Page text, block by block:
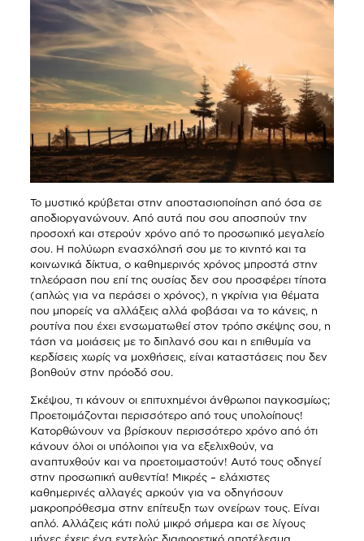
Το μυστικό κρύβεται στην αποστασιοποίηση από όσα σε
αποδιοργανώνουν. Από αυτά που σου αποσπούν την
προσοχή και στερούν χρόνο από το προσωπικό μεγαλείο
σου. Η πολύωρη ενασχόλησή σου με το κινητό και τα
κοινωνικά δίκτυα, ο καθημερινός χρόνος μπροστά στην
τηλεόραση που επί της ουσίας δεν σου προσφέρει τίποτα
(απλώς για να περάσει ο χρόνος), η γκρίνια για θέματα
που μπορείς να αλλάξεις αλλά φοβάσαι να το κάνεις, η
ρουτίνα που έχει ενσωματωθεί στον τρόπο σκέψης σου, η
τάση να μοιάσεις με το διπλανό σου και η επιθυμία να
κερδίσεις χωρίς να μοχθήσεις, είναι καταστάσεις που δεν
βοηθούν στην πρόοδό σου.
Σκέψου, τι κάνουν οι επιτυχημένοι άνθρωποι παγκοσμίως;
Προετοιμάζονται περισσότερο από τους υπολοίπους!
Κατορθώνουν να βρίσκουν περισσότερο χρόνο από ότι
κάνουν όλοι οι υπόλοιποι για να εξελιχθούν, να
αναπτυχθούν και να προετοιμαστούν! Αυτό τους οδηγεί
στην προσωπική αυθεντία! Μικρές – ελάχιστες
καθημερινές αλλαγές αρκούν για να οδηγήσουν
μακροπρόθεσμα στην επίτευξη των ονείρων τους. Είναι
απλό. Αλλάζεις κάτι πολύ μικρό σήμερα και σε λίγους